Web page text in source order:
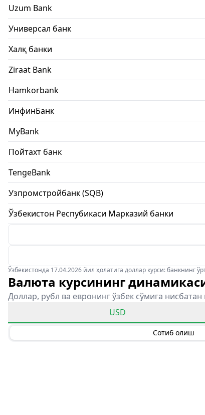
Uzum Bank
Универсал банк
Халқ банки
Ziraat Bank
Hamkorbank
ИнфинБанк
MyBank
Пойтахт банк
TengeBank
Узпромстройбанк (SQB)
Ўзбекистон Респубикаси Марказий банки
Ўзбекистонда 17.04.2026 йил ҳолатига доллар курси: банкнинг
Валюта курсининг
Доллар, рубл ва евронинг ўзбек сўмига
USD
Сотиб олиш